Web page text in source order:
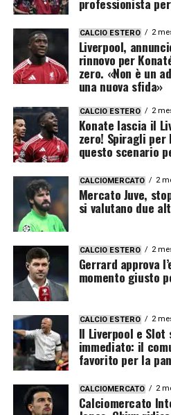
CALCIO ESTERO 2
Liverpool,
rinnovo per
zero. «Non è un
una nuova sfida»
CALCIO ESTERO 2
Konate lascia il
zero! Spiragli per
questo scenario
CALCIOMERCATO 2
Mercato Juve,
si valutano due
CALCIO ESTERO 2
Gerrard approva
momento giusto
CALCIO ESTERO 2
Il Liverpool e
immediato: il
favorito per la
CALCIOMERCATO 2
Calciomercato